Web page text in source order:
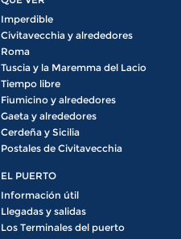
Imperdible
Civitavecchia y alrededores
Roma
Tuscia y la Maremma del Lacio
Tiempo libre
Fiumicino y alrededores
Gaeta y alrededores
Cerdeña y Sicilia
Postales de Civitavecchia
EL PUERTO
Información útil
Llegadas y salidas
Los Terminales del puerto